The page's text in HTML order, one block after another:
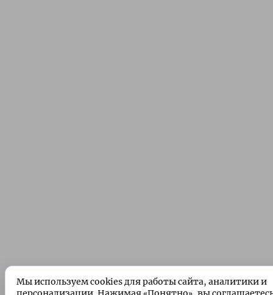
Мы используем cookies для работы сайта, аналитики и